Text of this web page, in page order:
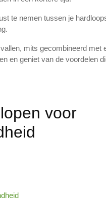
te nemen tussen je
mits gecombineerd met
en geniet van de voordelen
voor